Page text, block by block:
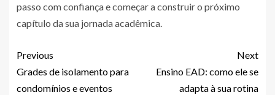
passo com confiança e começar a construir o próximo
capítulo da sua jornada acadêmica.
Previous
Grades de isolamento para
condomínios e eventos
Next
Ensino EAD: como ele se
adapta à sua rotina